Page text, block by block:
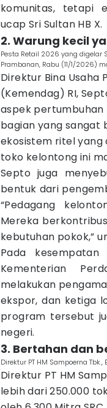
komunitas, tetapi
ucap Sri Sultan HB X.
2. Warung kecil
Pesta Retail 2026 yang digelar
Prambanan, Rabu (11/1/2026)
Direktur Bina Usaha
(Kemendag) RI,
aspek
bagian yang sangat
ekosistem ritel yang
toko kelontong ini
Septo juga
bentuk dari
“Pedagang
Mereka
kebutuhan pokok,”
Pada
Kementerian
melakukan
ekspor, dan ketiga
program tersebut
negeri.
3. Bertahan dan
Direktur PT HM Sampoerna
Direktur PT HM
lebih dari 250.000